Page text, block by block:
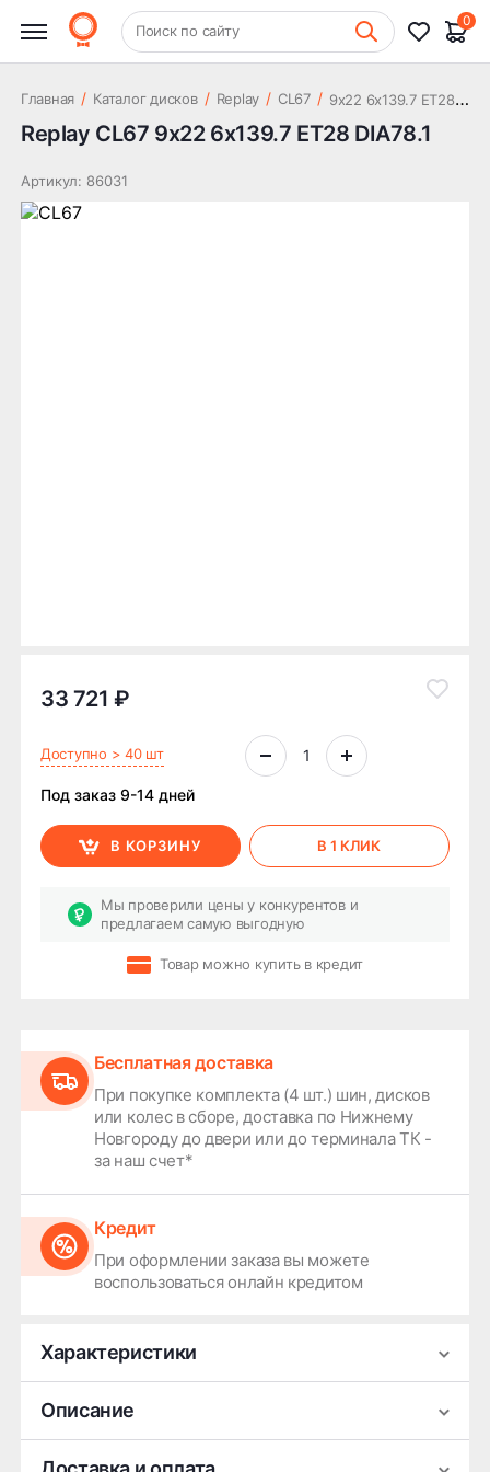
+7 (831) 261-35-35 Шиномонтаж
Поиск по сайту
0
Главная / Каталог дисков / Replay / CL67 / 9
x22 6x139.7 ET28 DIA78.1
Replay CL67 9x22 6x139.7 ET28 DIA78.1
Артикул: 86031
33 721 ₽
Доступно > 40 шт
Под заказ 9-14 дней
В КОРЗИНУ В 1 КЛИК
Мы проверили цены у конкурентов и
предлагаем самую выгодную
Товар можно купить в кредит
Бесплатная доставка
При покупке комплекта (4 шт.) шин, дисков
или колес в сборе, доставка по Нижнему
Новгороду до двери или до терминала ТК -
за наш счет*
Кредит
При оформлении заказа вы можете
воспользоваться онлайн кредитом
Характеристики
Производитель
Ширина
9
Диаметр
22
Описание
Легковой литой колёсный диск Replay CL67